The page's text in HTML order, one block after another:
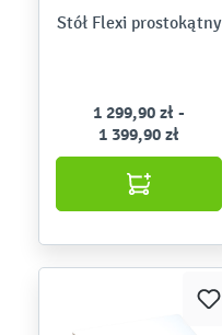
Stół Flexi prostokątny
1 299,90 zł -
1 399,90 zł